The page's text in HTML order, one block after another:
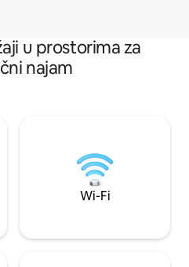
u prostorima za
najam
Wi-Fi